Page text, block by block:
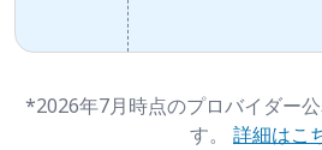
*2026年7月時点のプロバイダー
す。 詳細はこ